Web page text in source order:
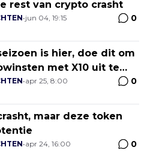
rest van crypto crasht
•jun 04, 19:15 0
is hier, doe dit om
met X10 uit te
•apr 25, 8:00 0
maar deze token
•apr 24, 16:00 0